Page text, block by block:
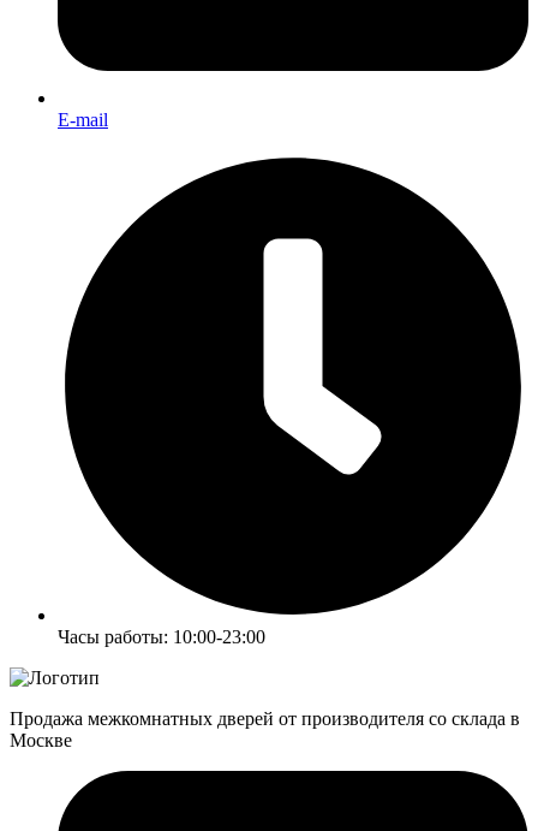
E-mail
Часы работы: 10:00-23:00
Продажа межкомнатных дверей от производителя со склада в
Москве